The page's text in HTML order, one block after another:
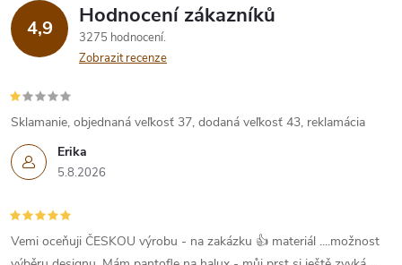
4,9 Hodnocení zákazníků
3275 hodnocení
Zobrazit recenze
Erika
5.8.2026
Sklamanie, objednaná veľkosť 37, dodaná veľkosť 43, reklamácia
Vemi oceňuji ČESKOU výrobu - na zakázku 👍 materiál ....možnost